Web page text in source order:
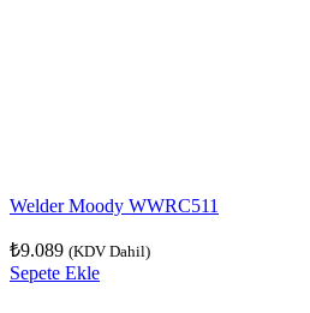
Welder Moody WWRC511
₺9.089 (KDV Dahil)
Sepete Ekle